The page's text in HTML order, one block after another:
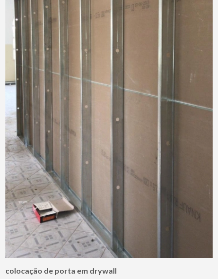
colocação de porta em drywall